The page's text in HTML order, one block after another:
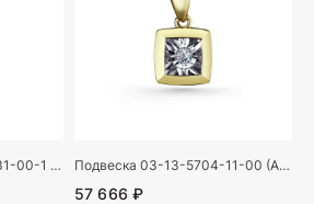
Подвеска 03-12-5499-31-00-1 (Au 585) Подвеска 03-13-5704-11-00 (Au 585)
57 666 ₽